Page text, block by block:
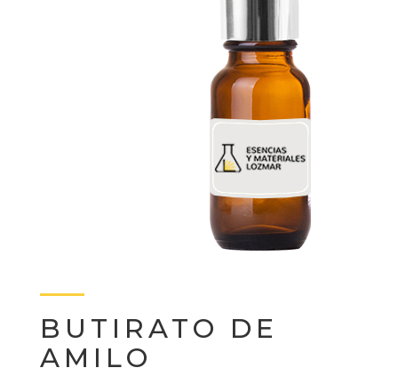
BUTIRATO DE
AMILO